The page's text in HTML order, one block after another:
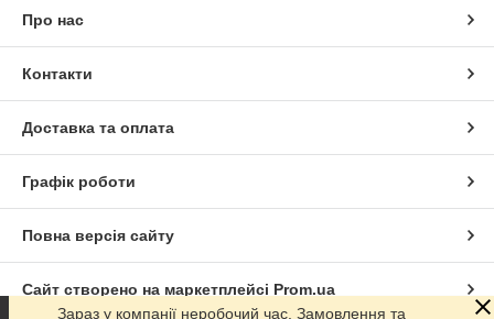
Про нас
Контакти
Доставка та оплата
Графік роботи
Повна версія сайту
Сайт створено на маркетплейсі Prom.ua
Зараз у компанії неробочий час. Замовлення та